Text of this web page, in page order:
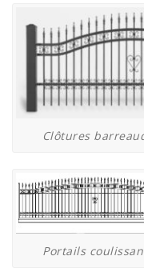
Clôtures
Portails